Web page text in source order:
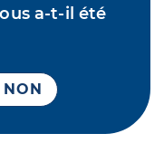
a-t-il été
NON